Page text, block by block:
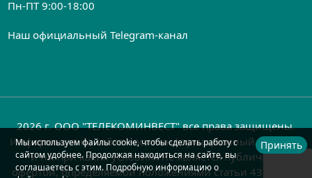
Пн-ПТ 9:00-18:00
Наш официальный Telegram-канал
2026 г. ООО "ТЕЛЕКОМИНВЕСТ" все права защищены.
Информация на сайте носит информационный характер
и ни при каких условиях не является публичной
офертой, определяемой положениями статьи 437 ГК РФ
Мы используем файлы cookie, чтобы сделать работу с
сайтом удобнее. Продолжая находиться на сайте, вы
соглашаетесь с этим. Подробную информацию о
Принять